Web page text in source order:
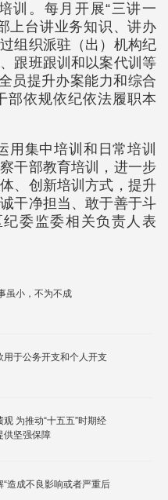
训。每月开展“三讲一
上台讲业务知识、讲办
组织派驻（出）机构纪
跟班跟训和以案代训等
员提升办案能力和综合
部依规依纪依法履职本
用集中培训和日常培训
干部教育培训，进一步
、创新培训方式，提升
干净担当、敢于善于斗
委监委相关负责人表
虽小，不为不成
用于公务开支和个人开支
为推动“十五五”时期经
供坚强保障
造成不良影响或者严重后